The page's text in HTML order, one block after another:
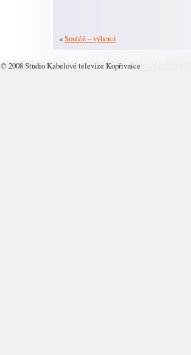
«Soutěž – výherci
© 2008 Studio Kabelové televize Kopřivnice